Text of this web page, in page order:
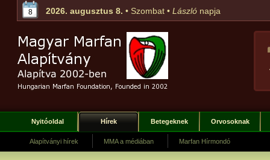
8 2026. augusztus 8. • Szombat • László napja
Nyitóoldal Hírek Betegeknek Orvosoknak
Alapítványi hírek MMA a médiában Marfan Hírmondó